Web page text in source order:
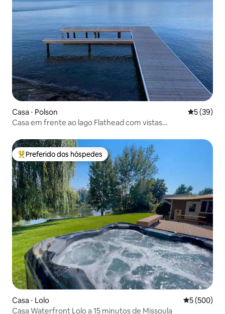
Casa ⋅ Polson 5 de uma
5 (39)
Casa em frente ao lago Flathead com vistas
Entre os melhores preferidos dos hóspedes
Preferido dos hóspedes
Casa ⋅ Lolo 5 de uma
5 (500)
Casa Waterfront Lolo a 15 minutos de Missoula